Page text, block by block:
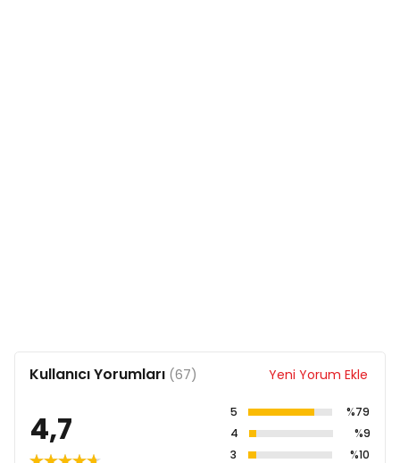
Kullanıcı Yorumları (67) Yeni Yorum Ekle
4,7 5
%79
4
%9
3
%10